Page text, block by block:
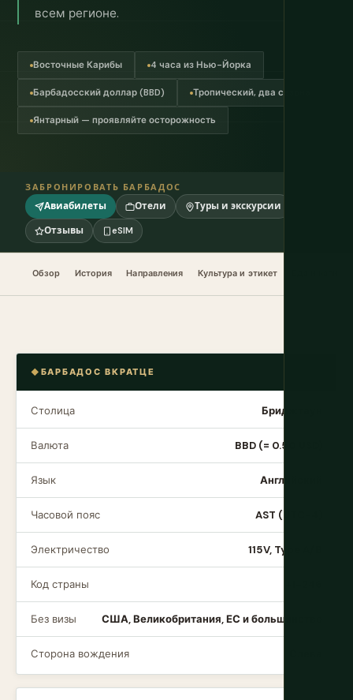
всем регионе.
Восточные Карибы 4 часа из Нью-Йорка
Барбадосский доллар (BBD) Тропический, два сезона
Янтарный — проявляйте осторожность
ЗАБРОНИРОВАТЬ БАРБАДОС
Авиабилеты Отели
Туры и экскурсии
Отзывы
eSIM
Обзор История Направления Культура и этикет
БАРБАДОС ВКРАТЦЕ
Столица Бриджтаун
Валюта BBD (= 0.50 USD)
Язык Английский
Часовой пояс AST (UTC−4)
Электричество 115V, Type A/B
Код страны
Без визы США, Великобритания, ЕС и большинство
Сторона вождения